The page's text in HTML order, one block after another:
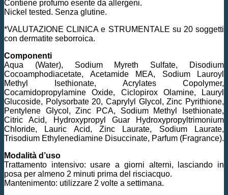
Contiene profumo esente da allergeni.
Nickel tested. Senza glutine.
*VALUTAZIONE CLINICA e STRUMENTALE su 20 soggetti
con dermatite seborroica.
Componenti
Aqua (Water), Sodium Myreth Sulfate, Disodium
Cocoamphodiacetate, Acetamide MEA, Sodium Lauroyl
Methyl Isethionate, Acrylates Copolymer,
Cocamidopropylamine Oxide, Ciclopirox Olamine, Lauryl
Glucoside, Polysorbate 20, Caprylyl Glycol, Zinc Pyrithione,
Pentylene Glycol, Zinc PCA, Sodium Methyl Isethionate,
Citric Acid, Hydroxypropyl Guar Hydroxypropyltrimonium
Chloride, Lauric Acid, Zinc Laurate, Sodium Laurate,
Trisodium Ethylenediamine Disuccinate, Parfum (Fragrance).
Modalità d’uso
Trattamento intensivo: usare a giorni alterni, lasciando in
posa per almeno 2 minuti prima del risciacquo.
Mantenimento: utilizzare 2 volte a settimana.